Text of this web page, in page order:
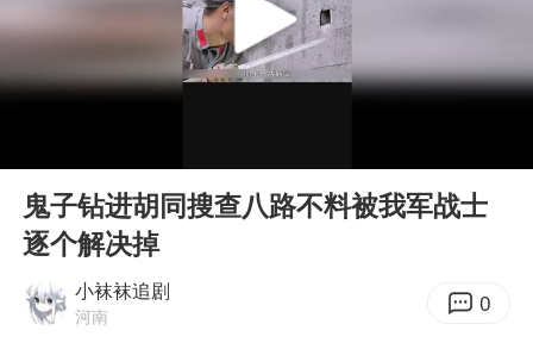
情侣平潭拍日出坠崖1死1伤
台当局重金为“台独”织“皇帝新衣”
几元成本的AI广告导致千万市值蒸发
Play
鬼子钻进胡同搜查八路不料被我军战士
逐个解决掉
小袜袜追剧
河南 0